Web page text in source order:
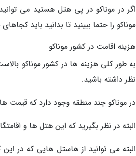
موناکو را حتما ببینید تا بدانید باید کجاهای
هزینه اقامت در کشور موناکو
به طور کلی هزینه ها در کشور موناکو
نظر داشته باشید.
در موناکو چند منطقه وجود دارد که قیمت
البته در نظر بگیرید که این هتل ها و
البته می توانید از هاستل هایی که در